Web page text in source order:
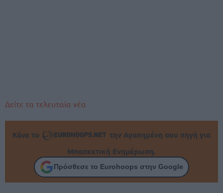
Δείτε τα τελευταία νέα
Κάνε το
την Αγαπημένη σου πηγή για
Μπασκετική Ενημέρωση.
Πρόσθεσε το Eurohoops στην Google